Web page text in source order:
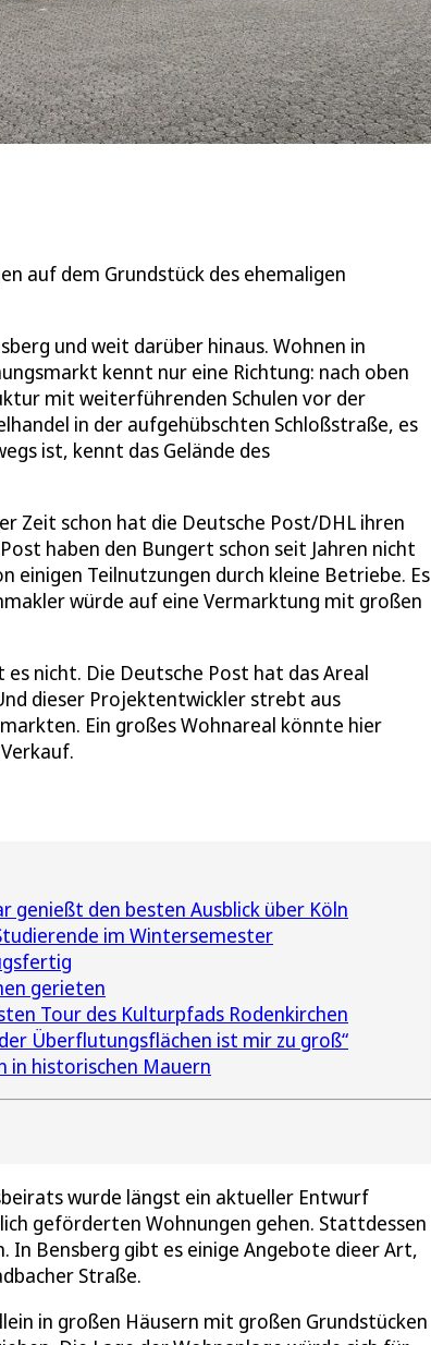
auf dem Grundstück des ehemaligen
und weit darüber hinaus. Wohnen in
kennt nur eine Richtung: nach oben
mit weiterführenden Schulen vor der
in der aufgehübschten Schloßstraße, es
ist, kennt das Gelände des
Zeit schon hat die Deutsche Post/DHL ihren
haben den Bungert schon seit Jahren nicht
einigen Teilnutzungen durch kleine Betriebe. Es
würde auf eine Vermarktung mit großen
nicht. Die Deutsche Post hat das Areal
dieser Projektentwickler strebt aus
Ein großes Wohnareal könnte hier
genießt den besten Ausblick über Köln
im Wintersemester
gerieten
Tour des Kulturpfads Rodenkirchen
Überflutungsflächen ist mir zu groß“
in historischen Mauern
wurde längst ein aktueller Entwurf
geförderten Wohnungen gehen. Stattdessen
In Bensberg gibt es einige Angebote dieer Art,
Straße.
in großen Häusern mit großen Grundstücken